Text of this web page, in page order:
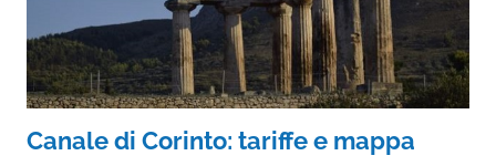
Canale di Corinto: tariffe e mappa